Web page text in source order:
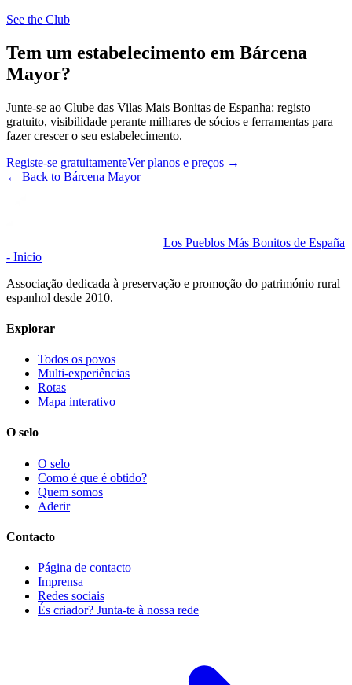
See the Club
Tem um estabelecimento em Bárcena
Mayor?
Junte-se ao Clube das Vilas Mais Bonitas de Espanha: registo
gratuito, visibilidade perante milhares de sócios e ferramentas para
fazer crescer o seu estabelecimento.
Registe-se gratuitamenteVer planos e preços →
← Back to Bárcena Mayor
Los Pueblos Más Bonitos de España
- Inicio
Associação dedicada à preservação e promoção do património rural
espanhol desde 2010.
Explorar
Todos os povos
Multi-experiências
Rotas
Mapa interativo
O selo
O selo
Como é que é obtido?
Quem somos
Aderir
Contacto
Página de contacto
Imprensa
Redes sociais
És criador? Junta-te à nossa rede